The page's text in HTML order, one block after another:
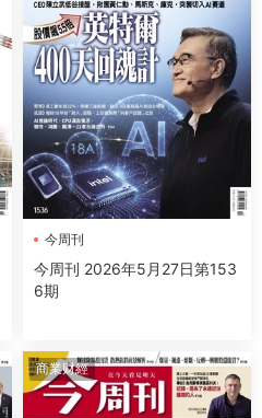
今周刊
今周刊 2026年5月27日第153
6期
商業财經